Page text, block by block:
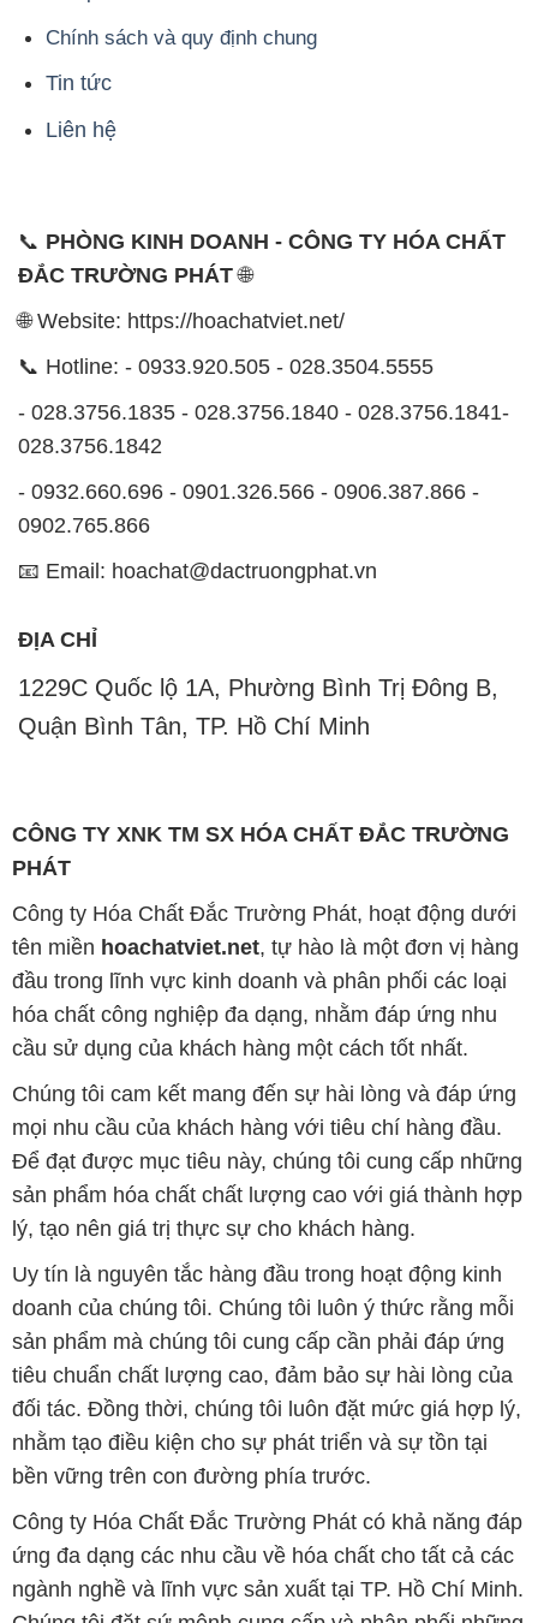
Chính sách và quy định chung
Tin tức
Liên hệ
📞 PHÒNG KINH DOANH - CÔNG TY HÓA CHẤT
ĐẮC TRƯỜNG PHÁT🌐
🌐 Website: https://hoachatviet.net/
📞 Hotline: - 0933.920.505 - 028.3504.5555
- 028.3756.1835 - 028.3756.1840 - 028.3756.1841-
028.3756.1842
- 0932.660.696 - 0901.326.566 - 0906.387.866 -
0902.765.866
📧 Email: hoachat@dactruongphat.vn
ĐỊA CHỈ
1229C Quốc lộ 1A, Phường Bình Trị Đông B,
Quận Bình Tân, TP. Hồ Chí Minh
CÔNG TY XNK TM SX HÓA CHẤT ĐẮC TRƯỜNG
PHÁT
Công ty Hóa Chất Đắc Trường Phát, hoạt động dưới
tên miền hoachatviet.net, tự hào là một đơn vị hàng
đầu trong lĩnh vực kinh doanh và phân phối các loại
hóa chất công nghiệp đa dạng, nhằm đáp ứng nhu
cầu sử dụng của khách hàng một cách tốt nhất.
Chúng tôi cam kết mang đến sự hài lòng và đáp ứng
mọi nhu cầu của khách hàng với tiêu chí hàng đầu.
Để đạt được mục tiêu này, chúng tôi cung cấp những
sản phẩm hóa chất chất lượng cao với giá thành hợp
lý, tạo nên giá trị thực sự cho khách hàng.
Uy tín là nguyên tắc hàng đầu trong hoạt động kinh
doanh của chúng tôi. Chúng tôi luôn ý thức rằng mỗi
sản phẩm mà chúng tôi cung cấp cần phải đáp ứng
tiêu chuẩn chất lượng cao, đảm bảo sự hài lòng của
đối tác. Đồng thời, chúng tôi luôn đặt mức giá hợp lý,
nhằm tạo điều kiện cho sự phát triển và sự tồn tại
bền vững trên con đường phía trước.
Công ty Hóa Chất Đắc Trường Phát có khả năng đáp
ứng đa dạng các nhu cầu về hóa chất cho tất cả các
ngành nghề và lĩnh vực sản xuất tại TP. Hồ Chí Minh.